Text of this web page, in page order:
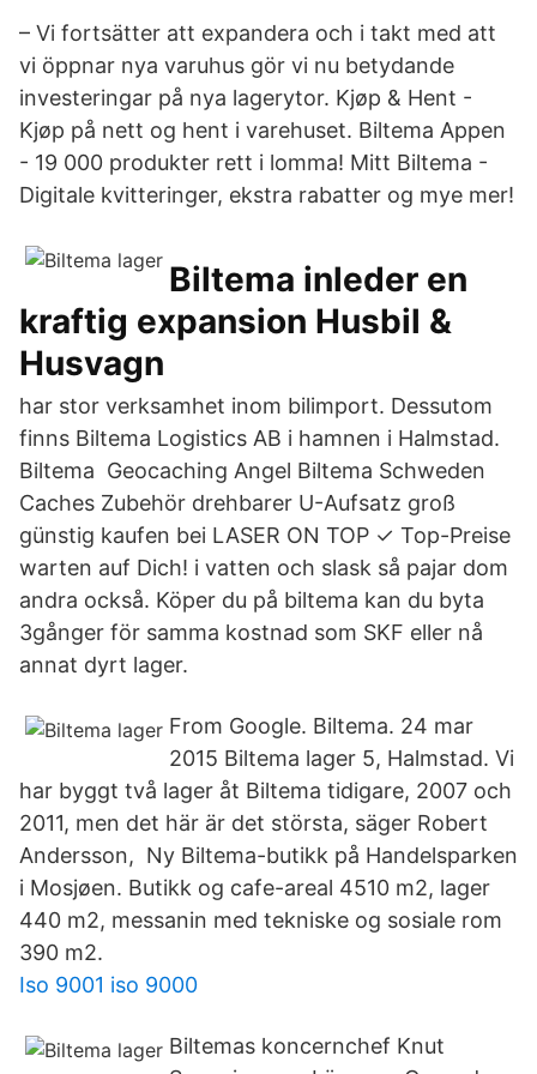
– Vi fortsätter att expandera och i takt med att
vi öppnar nya varuhus gör vi nu betydande
investeringar på nya lagerytor. Kjøp & Hent -
Kjøp på nett og hent i varehuset. Biltema Appen
- 19 000 produkter rett i lomma! Mitt Biltema -
Digitale kvitteringer, ekstra rabatter og mye mer!
Biltema inleder en
kraftig expansion Husbil &
Husvagn
har stor verksamhet inom bilimport. Dessutom
finns Biltema Logistics AB i hamnen i Halmstad.
Biltema Geocaching Angel Biltema Schweden
Caches Zubehör drehbarer U-Aufsatz groß
günstig kaufen bei LASER ON TOP ✓ Top-Preise
warten auf Dich! i vatten och slask så pajar dom
andra också. Köper du på biltema kan du byta
3gånger för samma kostnad som SKF eller nå
annat dyrt lager.
From Google. Biltema. 24 mar
2015 Biltema lager 5, Halmstad. Vi
har byggt två lager åt Biltema tidigare, 2007 och
2011, men det här är det största, säger Robert
Andersson, Ny Biltema-butikk på Handelsparken
i Mosjøen. Butikk og cafe-areal 4510 m2, lager
440 m2, messanin med tekniske og sosiale rom
390 m2.
Iso 9001 iso 9000
Biltemas koncernchef Knut